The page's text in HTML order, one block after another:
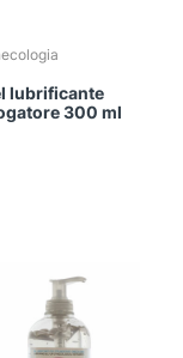
lubrificante
300 ml